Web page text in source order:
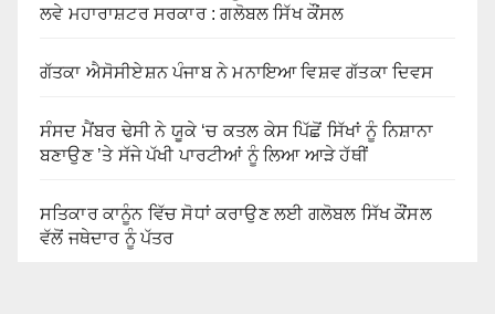
ਲਵੇ ਮਹਾਰਾਸ਼ਟਰ ਸਰਕਾਰ : ਗਲੋਬਲ ਸਿੱਖ ਕੌਂਸਲ
ਗੱਤਕਾ ਐਸੋਸੀਏਸ਼ਨ ਪੰਜਾਬ ਨੇ ਮਨਾਇਆ ਵਿਸ਼ਵ ਗੱਤਕਾ ਦਿਵਸ
ਸੰਸਦ ਮੈਂਬਰ ਢੇਸੀ ਨੇ ਯੂਕੇ ‘ਚ ਕਤਲ ਕੇਸ ਪਿੱਛੋਂ ਸਿੱਖਾਂ ਨੂੰ ਨਿਸ਼ਾਨਾ
ਬਣਾਉਣ ’ਤੇ ਸੱਜੇ ਪੱਖੀ ਪਾਰਟੀਆਂ ਨੂੰ ਲਿਆ ਆੜੇ ਹੱਥੀਂ
ਸਤਿਕਾਰ ਕਾਨੂੰਨ ਵਿੱਚ ਸੋਧਾਂ ਕਰਾਉਣ ਲਈ ਗਲੋਬਲ ਸਿੱਖ ਕੌਂਸਲ
ਵੱਲੋਂ ਜਥੇਦਾਰ ਨੂੰ ਪੱਤਰ